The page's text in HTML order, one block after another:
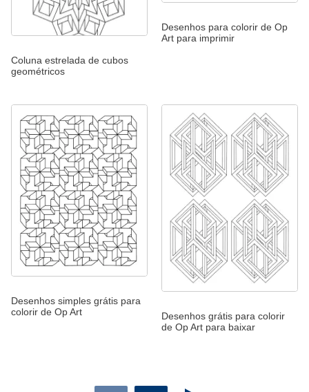
Coluna estrelada de cubos
geométricos
Desenhos para colorir de Op
Art para imprimir
Desenhos simples grátis para
colorir de Op Art
Desenhos grátis para colorir
de Op Art para baixar